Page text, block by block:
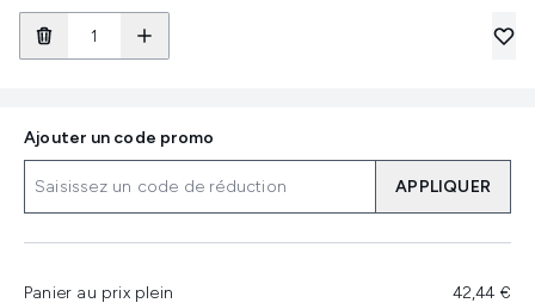
Ajouter un code promo
APPLIQUER
Panier au prix plein 42,44 €